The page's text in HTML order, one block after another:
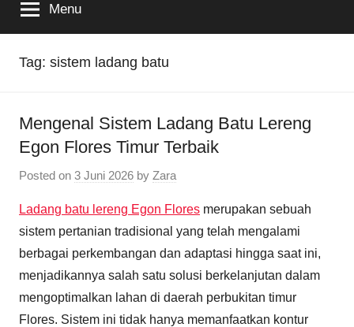
Menu
Tag: sistem ladang batu
Mengenal Sistem Ladang Batu Lereng
Egon Flores Timur Terbaik
Posted on 3 Juni 2026 by Zara
Ladang batu lereng Egon Flores merupakan sebuah
sistem pertanian tradisional yang telah mengalami
berbagai perkembangan dan adaptasi hingga saat ini,
menjadikannya salah satu solusi berkelanjutan dalam
mengoptimalkan lahan di daerah perbukitan timur
Flores. Sistem ini tidak hanya memanfaatkan kontur